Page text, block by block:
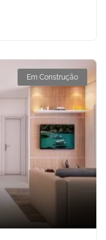
Em Construção